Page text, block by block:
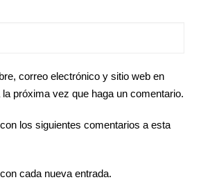
correo electrónico y sitio web en
próxima vez que haga un comentario.
los siguientes comentarios a esta
cada nueva entrada.